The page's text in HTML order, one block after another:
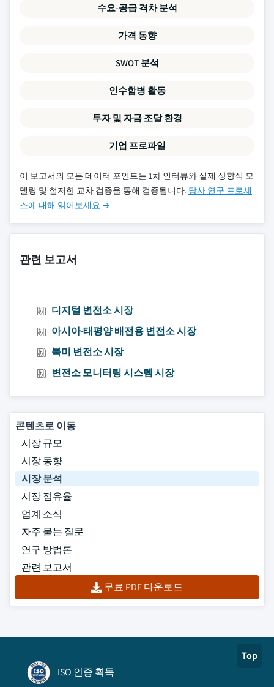
수요-공급 격차 분석
가격 동향
SWOT 분석
인수합병 활동
투자 및 자금 조달 환경
기업 프로파일
이 보고서의 모든 데이터 포인트는 1차 인터뷰와 실제 상향식 모
델링 및 철저한 교차 검증을 통해 검증됩니다. 당사 연구 프로세
스에 대해 읽어보세요 →
관련 보고서
디지털 변전소 시장
아시아·태평양 배전용 변전소 시장
북미 변전소 시장
변전소 모니터링 시스템 시장
콘텐츠로 이동
시장 규모
시장 동향
시장 분석
시장 점유율
업계 소식
자주 묻는 질문
연구 방법론
관련 보고서
무료 PDF 다운로드
Top
ISO 인증 획득